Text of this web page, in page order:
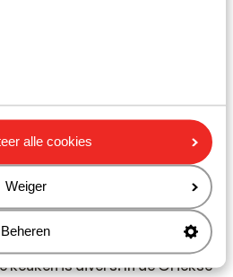
alle cookies
Weiger
Beheren
voor de politie is 100.
nodig hebt, dan dien je 166 te
mag je alleen
In Griekenland ben je aan het
keuken is divers. In de Griekse